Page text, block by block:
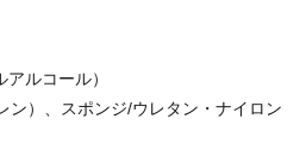
ルコール）
ン）、スポンジ/ウレタン・ナイロン